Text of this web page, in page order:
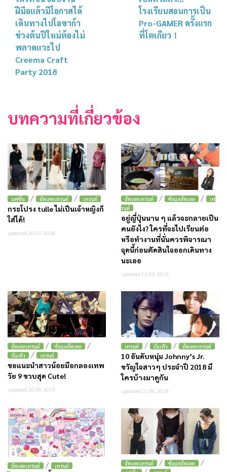
ฝีมือแล้วมีโอกาสได้
เดินทางไปโอซาก้า
ช่วงต้นปีใหม่ต้องไม่
พลาดแวะไป
Creema Craft
Party 2018
โรงเรียนสอนการเป็น
Pro-GAMER ครั้งแรก
ที่โตเกียว！
บทความที่เกี่ยวข้อง
แฟชั่น / อัพเดตเทรนด์ / เทรนด์
กระโปรง tulle ไม่เป็นเจ้าหญิงก็
ใส่ได้!
updated 20.02.2018
อัพเดตเทรนด์ / ข้อมูลอัพเดต /
เท
รนด์
อยู่ญี่ปุ่นนาน ๆ แล้วจะกลายเป็น
คนยังไง? ใครที่จะไปเรียนต่อ
หรือทำงานที่นั่นควรพิจารณา
จุดนี้ก่อนตัดสินใจออกเดินทาง
นะเออ
updated 12.03.2019
อัพเดตเทรนด์ / ข้อมูลอัพเดต /
บันเทิง / เทรนด์
ขอแนะนำสาวน้อยมือกลองเทพ
วัย 9 ขวบสุด Cute!
updated 26.08.2019
เทรนด์ / บันเทิง / อัพเดตเทรนด์
10 อันดับหนุ่ม Johnny’s Jr.
ขวัญใจสาวๆ ประจำปี 2018 มี
ใครบ้างมาดูกัน
updated 11.06.2018
อัพเดตเทรนด์ / เทรนด์ อัพเดตเทรนด์ / ข้อมูลอัพเดต /